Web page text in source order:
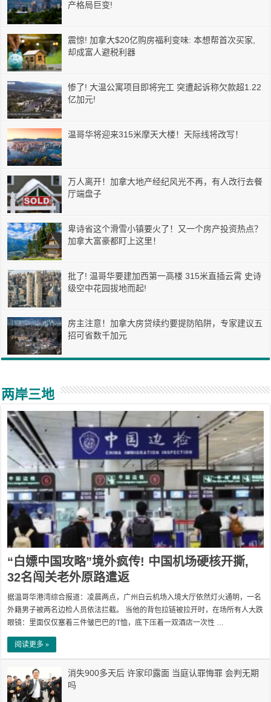
产格局巨变!
震惊! 加拿大$20亿购房福利变味: 本想帮首次买家,
却成富人避税利器
惨了! 大温公寓项目即将完工 突遭起诉称欠款超1.22
亿加元!
温哥华将迎来315米摩天大楼！天际线将改写！
万人离开！加拿大地产经纪风光不再，有人改行去餐
厅端盘子
卑诗省这个滑雪小镇要火了！又一个房产投资热点？
加拿大富豪都盯上这里！
批了! 温哥华要建加西第一高楼 315米直插云霄 史诗
级空中花园拔地而起!
房主注意！加拿大房贷续约要提防陷阱，专家建议五
招可省数千加元
两岸三地
“白嫖中国攻略”境外疯传! 中国机场硬核开撕,
32名闯关老外原路遣返
据温哥华港湾综合报道：凌晨两点，广州白云机场入境大厅依然灯火通明，一名
外籍男子被两名边检人员依法拦截。 当他的背包拉链被拉开时，在场所有人大跌
眼镜：里面仅仅塞着三件皱巴巴的T恤，底下压着一双酒店一次性 …
阅读更多 »
消失900多天后 许家印露面 当庭认罪悔罪 会判无期
吗